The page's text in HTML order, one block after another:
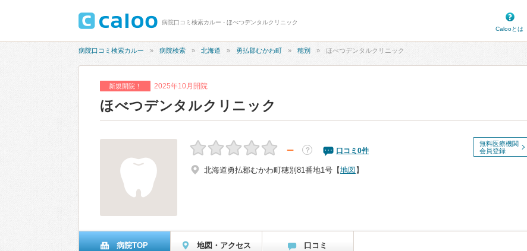
病院口コミ検索カルー - ほべつデンタルクリニック
Calooとは
病院口コミ検索カルー 病院検索 北海道 勇払郡むかわ町 穂別 ほべつデンタルクリニック
新規開院！ 2025年10月開院
ほべつデンタルクリニック
無料医療機関
会員登録
－ ？ 口コミ 0件
北海道勇払郡むかわ町穂別81番地1号 【地図 】
病院TOP 地図・アクセス 口コミ